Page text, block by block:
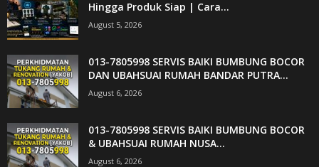
Hingga Produk Siap | Cara...
August 5, 2026
013-7805998 SERVIS BAIKI BUMBUNG BOCOR
DAN UBAHSUAI RUMAH BANDAR PUTRA...
August 6, 2026
013-7805998 SERVIS BAIKI BUMBUNG BOCOR
& UBAHSUAI RUMAH NUSA...
August 6, 2026